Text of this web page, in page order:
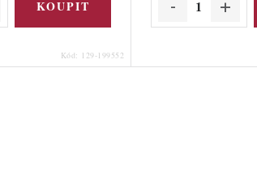
Kód: 129-199552